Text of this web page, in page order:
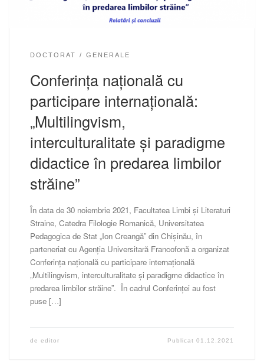
DOCTORAT GENERALE
Conferința națională cu
participare internațională:
„Multilingvism,
interculturalitate și paradigme
didactice în predarea limbilor
străine”
În data de 30 noiembrie 2021, Facultatea Limbi și Literaturi
Straine, Catedra Filologie Romanică, Universitatea
Pedagogica de Stat „Ion Creangă” din Chișinău, în
parteneriat cu Agenția Universitară Francofonă a organizat
Conferința națională cu participare internațională
„Multilingvism, interculturalitate și paradigme didactice în
predarea limbilor străine”. În cadrul Conferinței au fost
puse […]
de editor Publicat01.12.2021